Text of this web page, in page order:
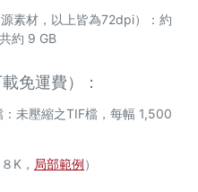
素材，以上皆為72dpi）：約
約 9 GB
免運費）：
未壓縮之TIF檔，每幅 1,500
K， 局部範例）